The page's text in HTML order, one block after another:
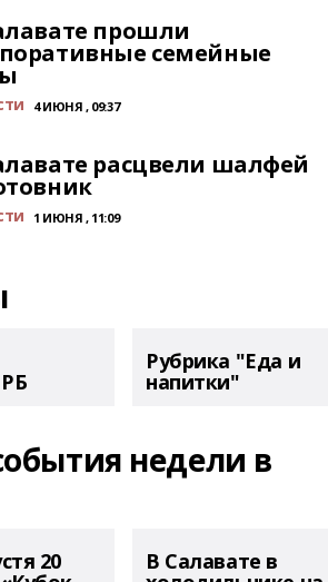
прошли
семейные
4 ИЮНЯ , 09:37
расцвели шалфей
1 ИЮНЯ , 11:09
Рубрика "Еда и
напитки"
недели в
20 В Салавате в